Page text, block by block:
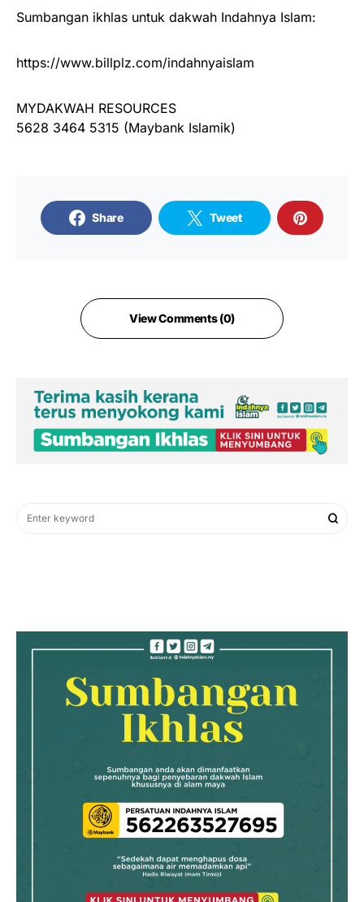
Sumbangan ikhlas untuk dakwah Indahnya Islam:
https://www.billplz.com/indahnyaislam
MYDAKWAH RESOURCES
5628 3464 5315 (Maybank Islamik)
Share Tweet
View Comments (0)